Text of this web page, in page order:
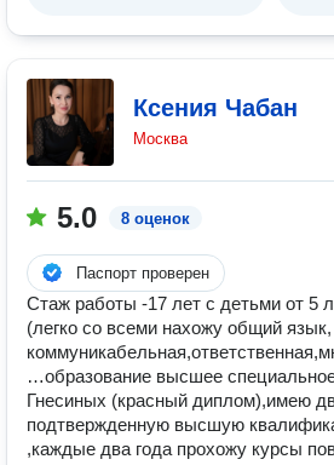
Ксения Чабан
Москва
5.0 8 оценок
Паспорт проверен
Стаж работы -17 лет с детьми от 5
(легко со всеми нахожу общий язык,
…образование высшее
Гнесиных (красный диплом),имею
подтвержденную высшую
,каждые два года прохожу курсы